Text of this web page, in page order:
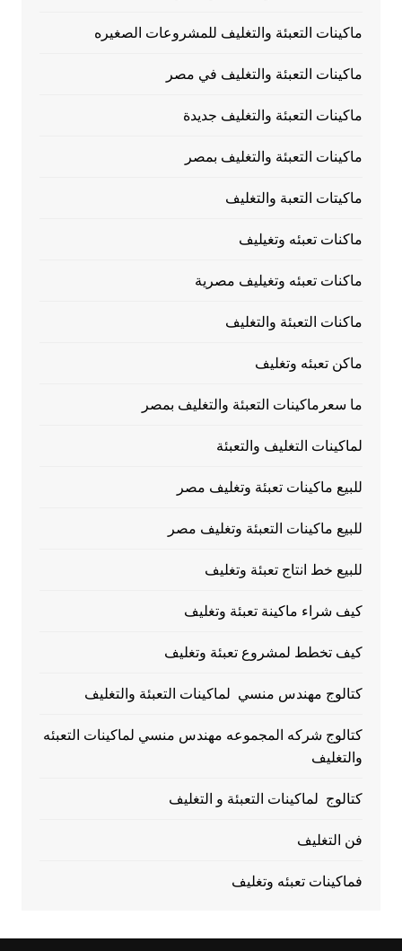
ماكينات التعبئة والتغليف للمشروعات الصغيره
ماكينات التعبئة والتغليف في مصر
ماكينات التعبئة والتغليف جديدة
ماكينات التعبئة والتغليف بمصر
ماكيتات التعبة والتغليف
ماكنات تعبئه وتغيليف
ماكنات تعبئه وتغيليف مصرية
ماكنات التعبئة والتغليف
ماكن تعبئه وتغليف
ما سعرماكينات التعبئة والتغليف بمصر
لماكينات التغليف والتعبئة
للبيع ماكينات تعبئة وتغليف مصر
للبيع ماكينات التعبئة وتغليف مصر
للبيع خط انتاج تعبئة وتغليف
كيف شراء ماكينة تعبئة وتغليف
كيف تخطط لمشروع تعبئة وتغليف
كتالوج مهندس منسي لماكينات التعبئة والتغليف
كتالوج شركه المجموعه مهندس منسي لماكينات التعبئه
والتغليف
كتالوج لماكينات التعبئة و التغليف
فن التغليف
فماكينات تعبئه وتغليف